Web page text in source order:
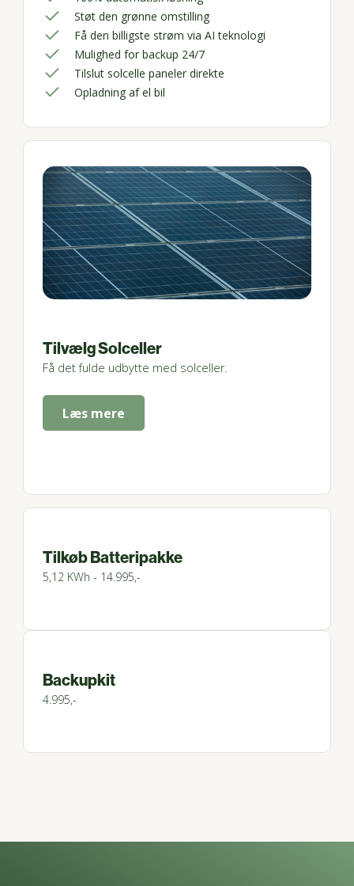
Støt den grønne omstilling
Få den billigste strøm via AI teknologi
Mulighed for backup 24/7
Tilslut solcelle paneler direkte
Opladning af el bil
Tilvælg Solceller
Få det fulde udbytte med solceller.
Læs mere
Tilkøb Batteripakke
5,12 KWh - 14.995,-
Backupkit
4.995,-